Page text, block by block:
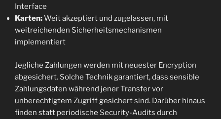
Interface
Karten:Weit akzeptiert und zugelassen, mit
weitreichenden Sicherheitsmechanismen
implementiert
Jegliche Zahlungen werden mit neuester Encryption
abgesichert. Solche Technik garantiert, dass sensible
Zahlungsdaten während jener Transfer vor
unberechtigtem Zugriff gesichert sind. Darüber hinaus
finden statt periodische Security-Audits durch